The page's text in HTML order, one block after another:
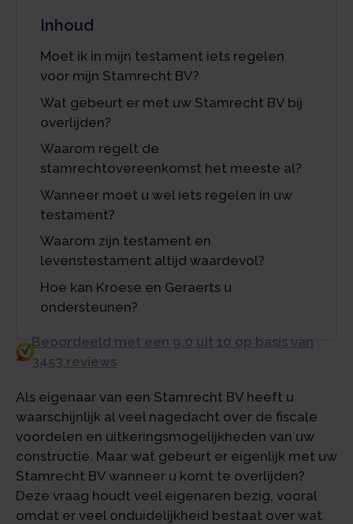
Inhoud
Moet ik in mijn testament iets regelen
voor mijn Stamrecht BV?
Wat gebeurt er met uw Stamrecht BV bij
overlijden?
Waarom regelt de
stamrechtovereenkomst het meeste al?
Wanneer moet u wel iets regelen in uw
testament?
Waarom zijn testament en
levenstestament altijd waardevol?
Hoe kan Kroese en Geraerts u
ondersteunen?
Beoordeeld met een 9.0 uit 10 op basis van
3453 reviews
Als eigenaar van een Stamrecht BV heeft u
waarschijnlijk al veel nagedacht over de fiscale
voordelen en uitkeringsmogelijkheden van uw
constructie. Maar wat gebeurt er eigenlijk met uw
Stamrecht BV wanneer u komt te overlijden?
Deze vraag houdt veel eigenaren bezig, vooral
omdat er veel onduidelijkheid bestaat over wat